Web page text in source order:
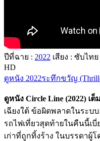
ปีที่ฉาย : 2022 เสียง : ซับไทย
HD
ดูหนัง 2022ระทึกขวัญ
ดูหนัง Circle Line (2022) เต็
เฉียงใต้ ข้อผิดพลาดในระ
รถไฟเที่ยวสุดท้ายในคืนนี้เ
เก่าที่ถูกทิ้งร้าง ในบรรดาผู้